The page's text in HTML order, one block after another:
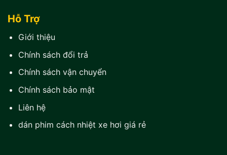
Hỗ Trợ
Giới thiệu
Chính sách đổi trả
Chính sách vận chuyển
Chính sách bảo mật
Liên hệ
dán phim cách nhiệt xe hơi giá rẻ